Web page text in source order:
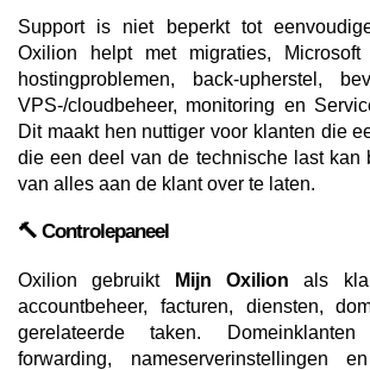
Support is niet beperkt tot
Oxilion helpt met migraties, Microsoft
hostingproblemen, back-upherstel,
VPS-/cloudbeheer, monitoring en
Dit maakt hen nuttiger voor klanten die
die een deel van de technische last kan
van alles aan de klant over te laten.
🔨 Controlepaneel
Oxilion gebruikt Mijn Oxilion als
accountbeheer, facturen, diensten,
gerelateerde taken.
forwarding, nameserverinstellingen